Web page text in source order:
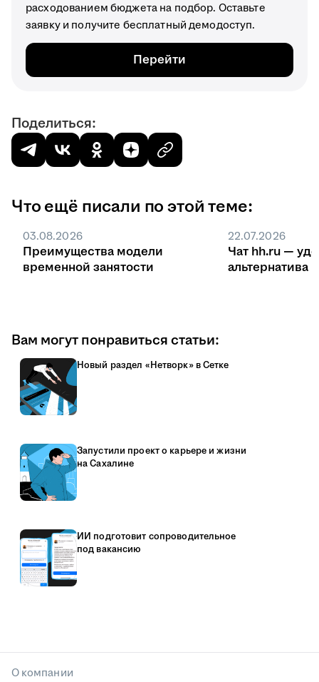
расходованием бюджета на подбор. Оставьте
заявку и получите бесплатный демодоступ.
Перейти
Поделиться:
Что ещё писали по этой теме:
03.08.2026
Преимущества модели
временной занятости
22.07.2026
Чат hh.ru —
Вам могут понравиться статьи:
Новый раздел «Нетворк» в Сетке
Запустили проект о карьере и жизни
на Сахалине
ИИ подготовит сопроводительное
под вакансию
О компании